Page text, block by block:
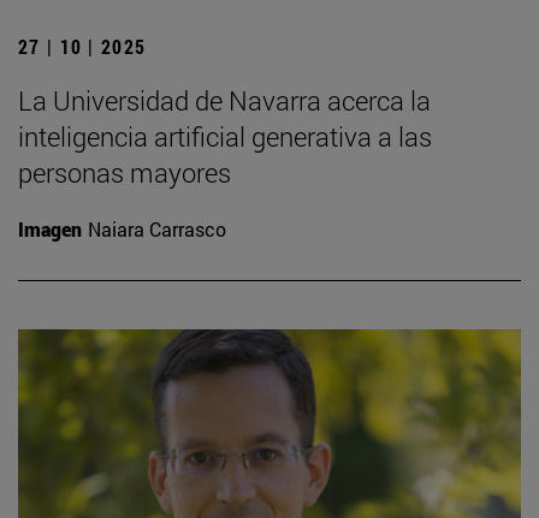
27 | 10 | 2025
La Universidad de Navarra acerca la
inteligencia artificial generativa a las
personas mayores
Imagen Naiara Carrasco